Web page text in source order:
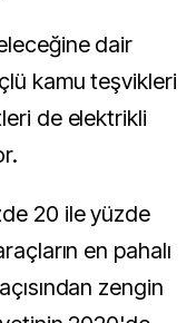
dair
kamu teşvikleri
de elektrikli
20 ile yüzde
en pahalı
zengin